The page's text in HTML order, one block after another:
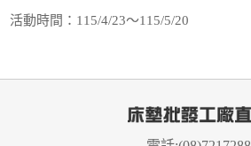
活動時間：115/4/23～115/5/20